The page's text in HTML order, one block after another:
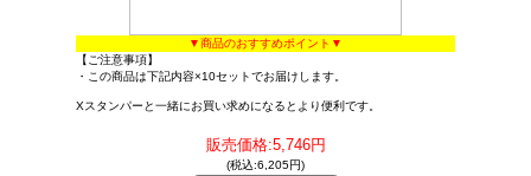
▼商品のおすすめポイント▼
【ご注意事項】
・この商品は下記内容×10セットでお届けします。
Xスタンパーと一緒にお買い求めになるとより便利です。
販売価格:5,746円
(税込:6,205円)